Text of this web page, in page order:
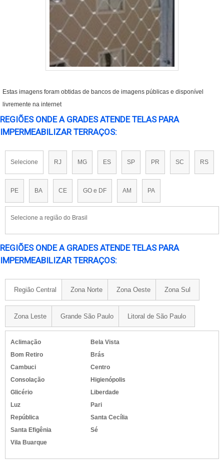
Estas imagens foram obtidas de bancos de imagens públicas e disponível
livremente na internet
REGIÕES ONDE A GRADES ATENDE TELAS PARA
IMPERMEABILIZAR TERRAÇOS:
Selecione RJ MG ES SP PR SC RS
PE BA CE GO e DF AM PA
Selecione a região do Brasil
REGIÕES ONDE A GRADES ATENDE TELAS PARA
IMPERMEABILIZAR TERRAÇOS:
Região Central Zona Norte Zona Oeste Zona Sul
Zona Leste Grande São Paulo Litoral de São Paulo
Aclimação
Bela Vista
Bom Retiro
Brás
Cambuci
Centro
Consolação
Higienópolis
Glicério
Liberdade
Luz
Pari
República
Santa Cecília
Santa Efigênia
Sé
Vila Buarque